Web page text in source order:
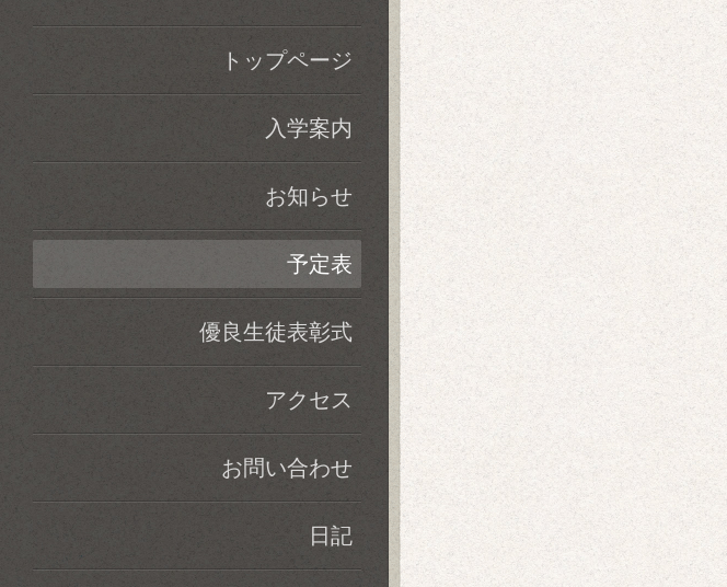
トップページ
入学案内
お知らせ
予定表
優良生徒表彰式
アクセス
お問い合わせ
日記